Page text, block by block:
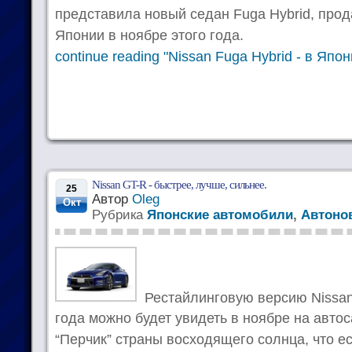
представила новый седан Fuga Hybrid,
Японии в ноябре этого года.
continue reading "Nissan Fuga Hybrid - в
25
Окт
Nissan GT-R - быстрее, лучше, сильнее.
Автор Oleg
Рубрика Японские автомобили,
Рестайлинговую версию
года можно будет увидеть в ноябре на
“Перчик” страны восходящего солнца, что